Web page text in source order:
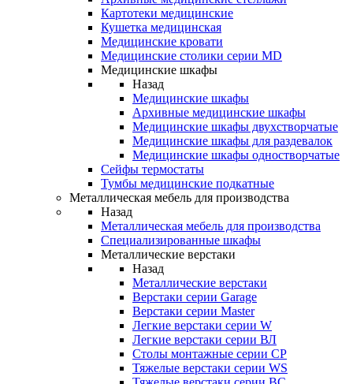
Картотеки медицинские
Кушетка медицинская
Медицинские кровати
Медицинские столики серии MD
Медицинские шкафы
Назад
Медицинские шкафы
Архивные медицинские шкафы
Медицинские шкафы двухстворчатые
Медицинские шкафы для раздевалок
Медицинские шкафы одностворчатые
Сейфы термостаты
Тумбы медицинские подкатные
Металлическая мебель для производства
Назад
Металлическая мебель для производства
Cпециализированные шкафы
Металлические верстаки
Назад
Металлические верстаки
Верстаки серии Garage
Верстаки серии Master
Легкие верстаки серии W
Легкие верстаки серии ВЛ
Столы монтажные серии СР
Тяжелые верстаки серии WS